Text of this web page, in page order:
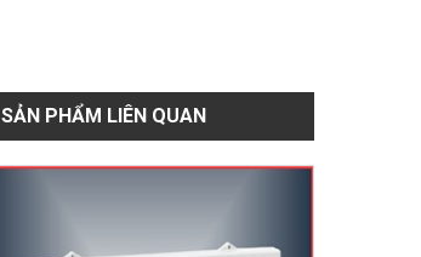
SẢN PHẨM LIÊN QUAN